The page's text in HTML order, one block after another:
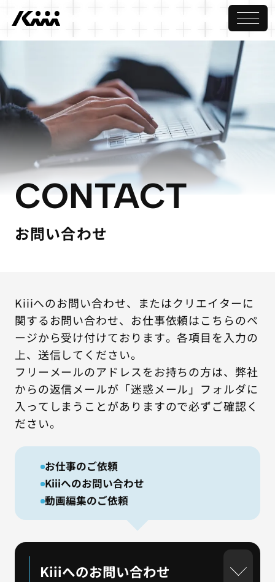
CONTACT
お問い合わせ
Kiiiへのお問い合わせ、またはクリエイターに
関するお問い合わせ、お仕事依頼はこちらのペ
ージから受け付けております。各項目を入力の
上、送信してください。
フリーメールのアドレスをお持ちの方は、弊社
からの返信メールが「迷惑メール」フォルダに
入ってしまうことがありますので必ずご確認く
ださい。
お仕事のご依頼
Kiiiへのお問い合わせ
動画編集のご依頼
Kiiiへのお問い合わせ